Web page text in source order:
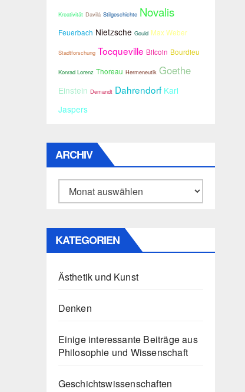
Kreativität Davilá Stilgeschichte Novalis
Feuerbach Nietzsche Gould Max Weber
Stadtforschung Tocqueville Bitcoin Bourdieu
Konrad Lorenz Thoreau Hermeneutik Goethe
Einstein Demandt Dahrendorf Karl
Jaspers
ARCHIV
Archiv
KATEGORIEN
Ästhetik und Kunst
Denken
Einige interessante Beiträge aus
Philosophie und Wissenschaft
Geschichtswissenschaften